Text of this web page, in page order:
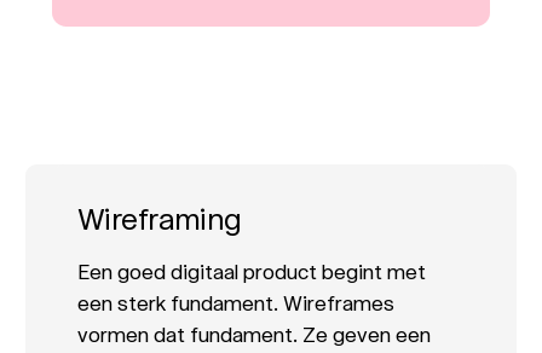
Wireframing
Een goed digitaal product begint met
een sterk fundament. Wireframes
vormen dat fundament. Ze geven een